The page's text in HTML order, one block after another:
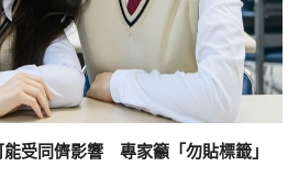
受同儕影響 專家籲「勿貼標籤」